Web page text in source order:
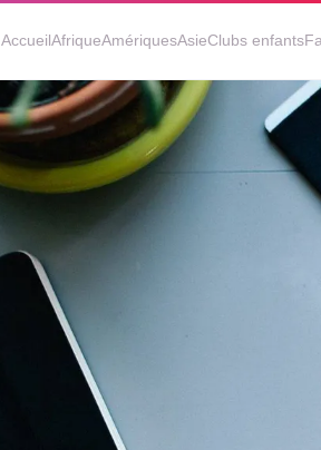
AccueilAfriqueAmériquesAsieClubs enfants